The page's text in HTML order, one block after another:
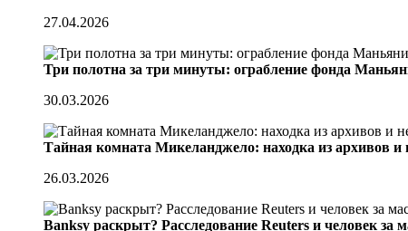
27.04.2026
Три полотна за три минуты: ограбление фонда
30.03.2026
Тайная комната Микеланджело: находка из архивов и
26.03.2026
Banksy раскрыт? Расследование Reuters и человек за